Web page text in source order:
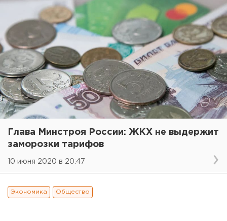
Глава Минстроя России: ЖКХ не выдержит
заморозки тарифов
10 июня 2020 в 20:47
Экономика Общество